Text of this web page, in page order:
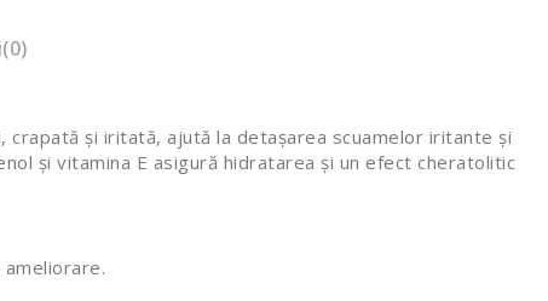
(0)
și iritată, ajută la detașarea scuamelor iritante și
și vitamina E asigură hidratarea și un efect cheratolitic